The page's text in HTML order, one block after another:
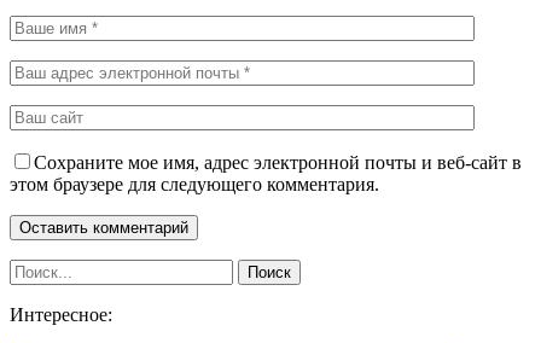
Сохраните мое имя, адрес электронной почты и веб-сайт в
этом браузере для следующего комментария.
Интересное: